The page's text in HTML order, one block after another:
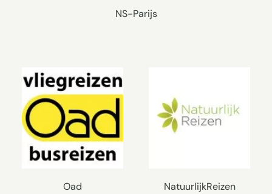
NS-Parijs
Oad NatuurlijkReizen